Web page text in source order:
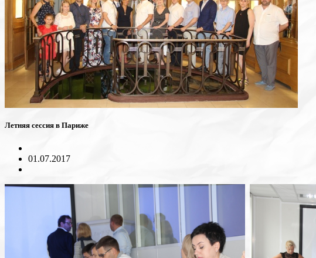
Летняя сессия в Париже
01.07.2017